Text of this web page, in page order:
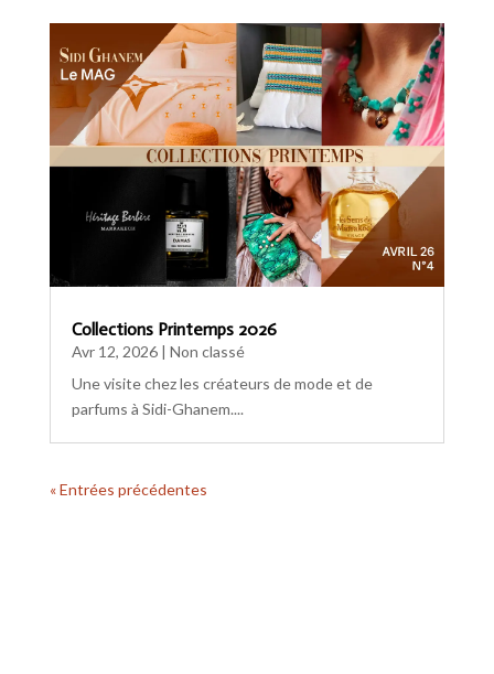
Collections Printemps 2026
Avr 12, 2026| Non classé
Une visite chez les créateurs de mode et de
parfums à Sidi-Ghanem....
« Entrées précédentes